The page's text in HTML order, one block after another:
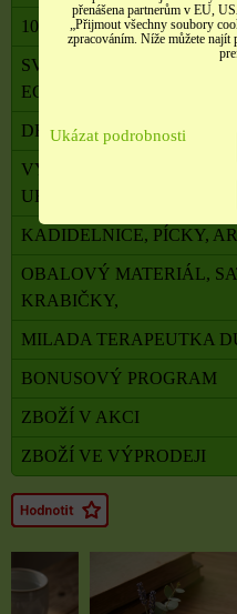
100 % PŘÍRODNÍ
SVÍČKY Z PALMOVÉHO A
ECO
DRAHÉ A LÉČIVÉ
VYKUŘOVADLA,
UHLÍKY
KADIDELNICE, PÍCKY,
OBALOVÝ MATERIÁL,
KRABIČKY,
MILADA TERAPEUTKA
BONUSOVÝ PROGRAM
ZBOŽÍ V AKCI
ZBOŽÍ VE VÝPRODEJI
přenášena partnerům v EU,
„Přijmout všechny soubory
zpracováním. Níže můžete
Ukázat podrobnosti